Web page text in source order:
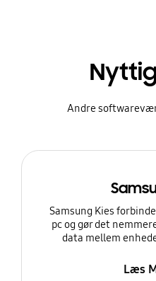
Andre
Samsung Kies
pc og gør det
data mellem
Læs